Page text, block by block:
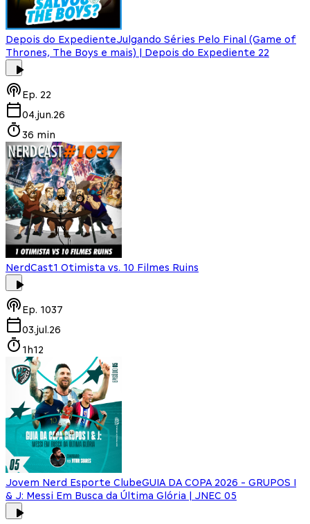
Depois do ExpedienteJulgando Séries Pelo Final (Game of
Thrones, The Boys e mais) | Depois do Expediente 22
Ep. 22
04.jun.26
36 min
NerdCast1 Otimista vs. 10 Filmes Ruins
Ep. 1037
03.jul.26
1h12
Jovem Nerd Esporte ClubeGUIA DA COPA 2026 - GRUPOS I
& J: Messi Em Busca da Última Glória | JNEC 05